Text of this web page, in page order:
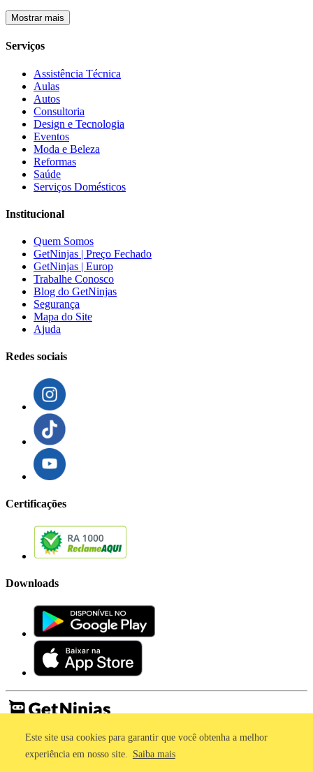
Este site usa cookies para garantir que você obtenha a melhor
experiência em nosso site. Saiba mais
Mostrar mais
Serviços
Assistência Técnica
Aulas
Autos
Consultoria
Design e Tecnologia
Eventos
Moda e Beleza
Reformas
Saúde
Serviços Domésticos
Institucional
Quem Somos
GetNinjas | Preço Fechado
GetNinjas | Europ
Trabalhe Conosco
Blog do GetNinjas
Segurança
Mapa do Site
Ajuda
Redes sociais
Certificações
Downloads
Imprensa
Termos de Uso